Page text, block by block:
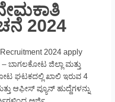
2024
2024 apply
– ಬಾಗಲಕೋಟ ಜಿಲ್ಲಾ ಮತ್ತು
ಘಟಕದಲ್ಲಿ ಖಾಲಿ ಇರುವ 4
ಆಫೀಸ್ ಪ್ಯೂನ್ ಹುದ್ದೆಗಳನ್ನು